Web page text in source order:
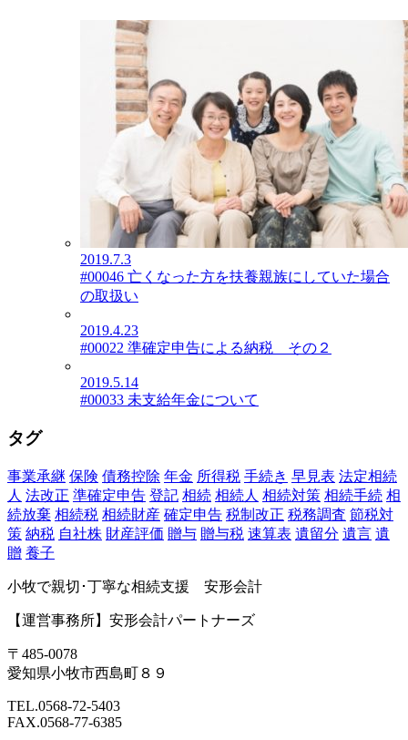
2019.7.3
#00046 亡くなった方を扶養親族にしていた場合
の取扱い
2019.4.23
#00022 準確定申告による納税 その２
2019.5.14
#00033 未支給年金について
タグ
事業承継 保険 債務控除 年金 所得税 手続き 早見表 法定相続
人 法改正 準確定申告 登記 相続 相続人 相続対策 相続手続 相
続放棄 相続税 相続財産 確定申告 税制改正 税務調査 節税対
策 納税 自社株 財産評価 贈与 贈与税 速算表 遺留分 遺言 遺
贈 養子
小牧で親切･丁寧な相続支援 安形会計
【運営事務所】安形会計パートナーズ
〒485-0078
愛知県小牧市西島町８９
TEL.0568-72-5403
FAX.0568-77-6385